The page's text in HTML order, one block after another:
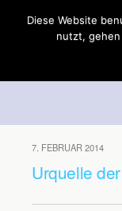
7. FEBRUAR 2014
Urquelle
Diese Website
nutzt,